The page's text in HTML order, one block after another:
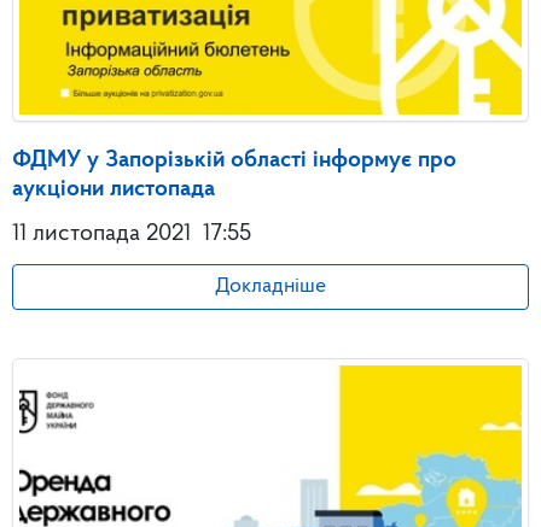
ФДМУ у Запорізькій області інформує про
аукціони листопада
11 листопада 2021
17:55
Докладніше